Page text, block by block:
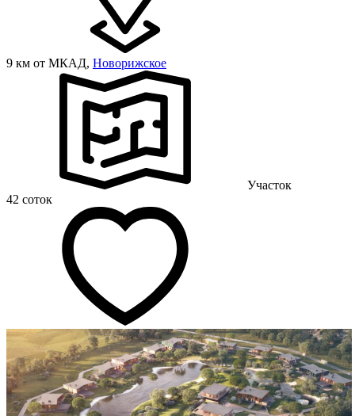
9 км от МКАД, Новорижское
Участок
42 соток